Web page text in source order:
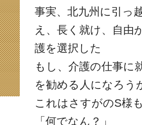
事実、北九州に引っ
え、長く就け、自由
護を選択した
もし、介護の仕事に
を勧める人になろう
これはさすがのS様
「何でなん？」